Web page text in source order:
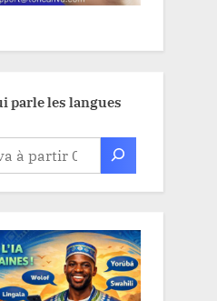
parle les langues